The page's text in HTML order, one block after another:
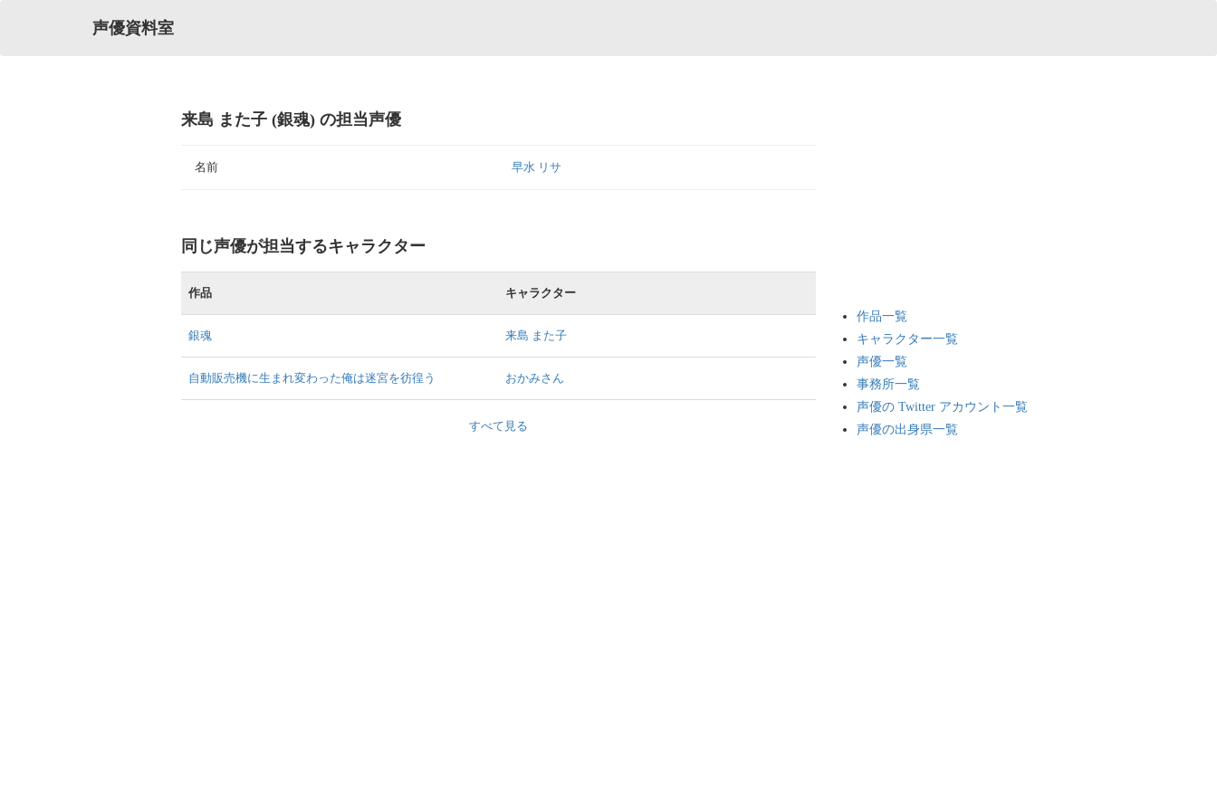
声優資料室
来島 また子 (銀魂) の担当声優
名前 早水 リサ
同じ声優が担当するキャラクター
作品 キャラクター
銀魂 来島 また子
自動販売機に生まれ変わった俺は迷宮を彷徨う おかみさん
すべて見る
作品一覧
キャラクター一覧
声優一覧
事務所一覧
声優の Twitter アカウント一覧
声優の出身県一覧